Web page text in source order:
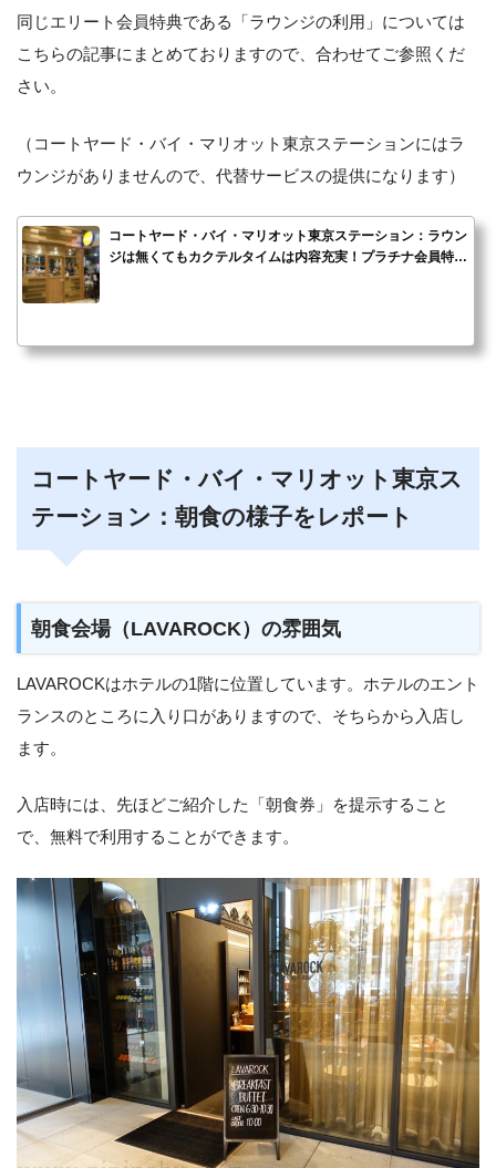
同じエリート会員特典である「ラウンジの利用」については
こちらの記事にまとめておりますので、合わせてご参照くだ
さい。
（コートヤード・バイ・マリオット東京ステーションにはラ
ウンジがありませんので、代替サービスの提供になります）
コートヤード・バイ・マリオット東京ステーション：ラウン
ジは無くてもカクテルタイムは内容充実！プラチナ会員特典
コートヤード・バイ・マリオット東京ス
テーション：朝食の様子をレポート
朝食会場（LAVAROCK）の雰囲気
LAVAROCKはホテルの1階に位置しています。ホテルのエント
ランスのところに入り口がありますので、そちらから入店し
ます。
入店時には、先ほどご紹介した「朝食券」を提示すること
で、無料で利用することができます。